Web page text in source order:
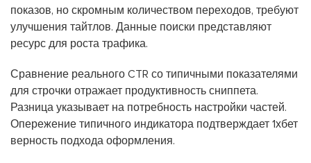
показов, но скромным количеством переходов, требуют
улучшения тайтлов. Данные поиски представляют
ресурс для роста трафика.
Сравнение реального CTR со типичными показателями
для строчки отражает продуктивность сниппета.
Разница указывает на потребность настройки частей.
Опережение типичного индикатора подтверждает 1хбет
верность подхода оформления.